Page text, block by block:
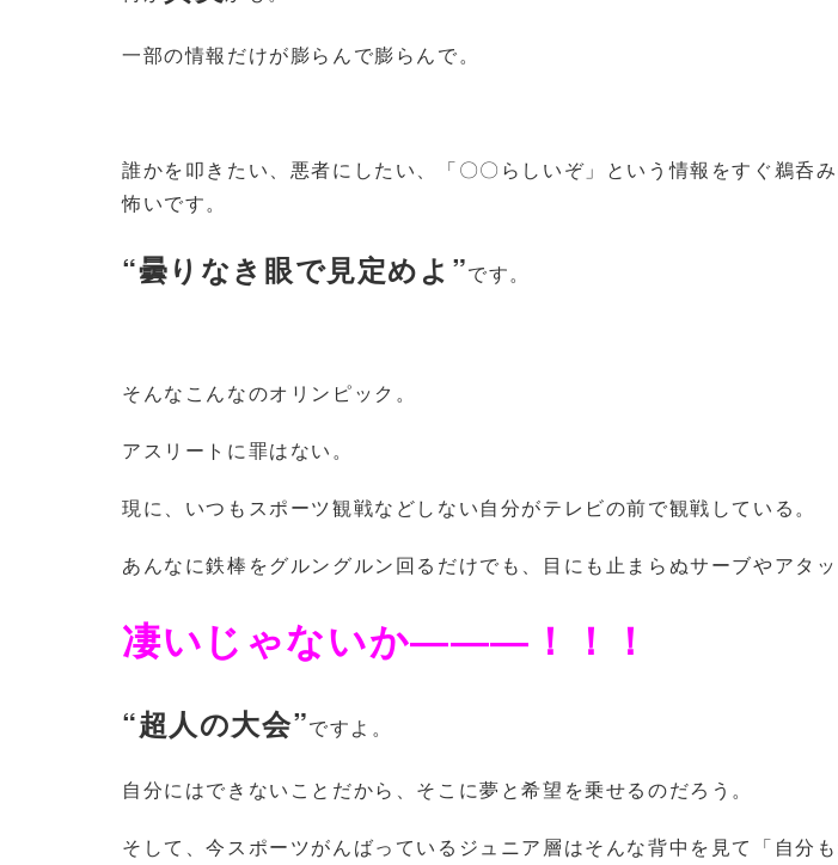
一部の情報だけが膨らんで膨らんで。
誰かを叩きたい、悪者にしたい、「〇〇らしいぞ」という情報をすぐ鵜呑
怖いです。
“曇りなき眼で見定めよ”です。
そんなこんなのオリンピック。
アスリートに罪はない。
現に、いつもスポーツ観戦などしない自分がテレビの前で観戦している。
あんなに鉄棒をグルングルン回るだけでも、目にも止まらぬサーブやアタッ
凄いじゃないか―――！！！
“超人の大会”ですよ。
自分にはできないことだから、そこに夢と希望を乗せるのだろう。
そして、今スポーツがんばっているジュニア層はそんな背中を見て「自分